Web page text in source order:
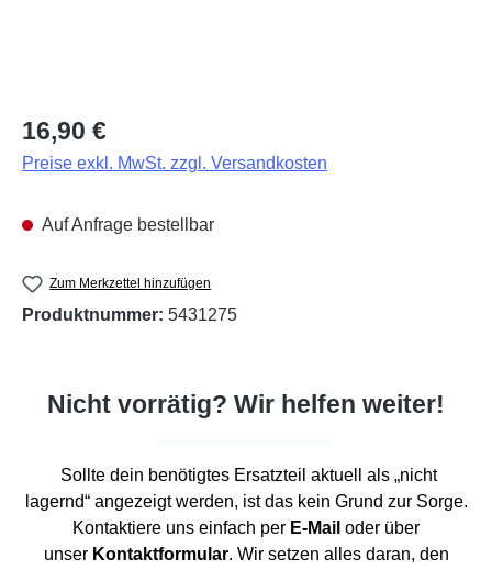
Regulärer Preis:
16,90 €
Preise exkl. MwSt. zzgl. Versandkosten
Auf Anfrage bestellbar
Zum Merkzettel hinzufügen
Produktnummer: 5431275
Nicht vorrätig? Wir helfen weiter!
Sollte dein benötigtes Ersatzteil aktuell als „nicht
lagernd“ angezeigt werden, ist das kein Grund zur Sorge.
Kontaktiere uns einfach per E-Mail oder über
unser Kontaktformular. Wir setzen alles daran, den